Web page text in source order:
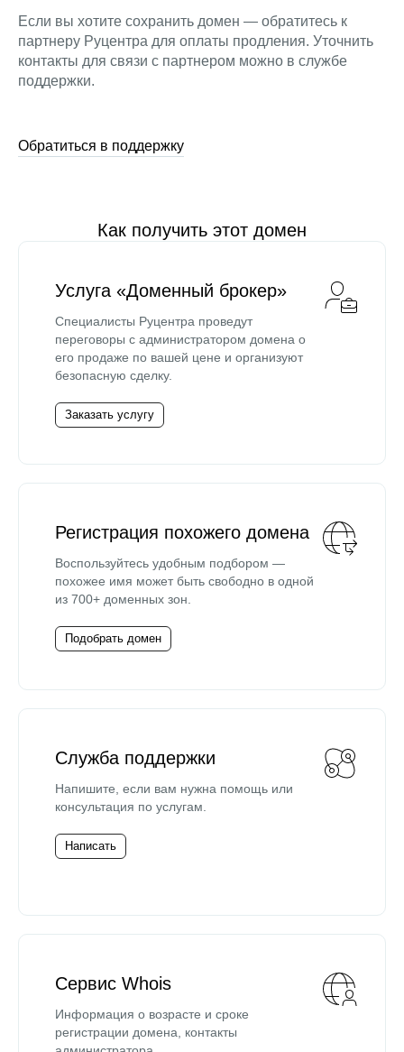
Если вы хотите сохранить домен — обратитесь к
партнеру Руцентра для оплаты продления. Уточнить
контакты для связи с партнером можно в службе
поддержки.
Обратиться в поддержку
Как получить этот домен
Услуга «Доменный брокер»
Специалисты Руцентра проведут
переговоры с администратором домена о
его продаже по вашей цене и организуют
безопасную сделку.
Заказать услугу
Регистрация похожего домена
Воспользуйтесь удобным подбором —
похожее имя может быть свободно в одной
из 700+ доменных зон.
Подобрать домен
Служба поддержки
Напишите, если вам нужна помощь или
консультация по услугам.
Написать
Сервис Whois
Информация о возрасте и сроке
регистрации домена, контакты